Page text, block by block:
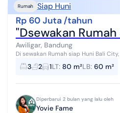
Rumah Siap Huni
Rp 60 Juta /tahun
"Dsewakan
Awiligar, Bandung
Di sewakan Rumah siap Huni Bali
Lb 60 m² 3 KT 2 KM Carport Air artesis komplek Kitchen set Hrga
60JT / ...
3 2 1LT: 80 m²LB: 60 m²
Diperbarui 2 bulan yang lalu oleh
Yovie Fame